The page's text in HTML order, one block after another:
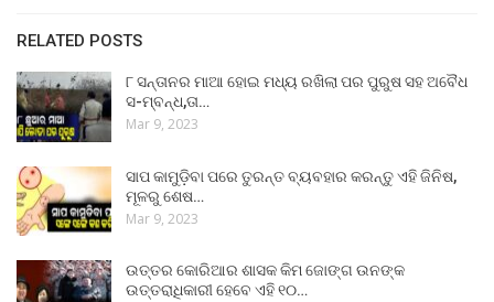
RELATED POSTS
୮ ସନ୍ତାନର ମାଆ ହୋଇ ମଧ୍ୟ ରଖିଲା ପର ପୁରୁଷ ସହ ଅବୈଧ
ସ-ମ୍ବନ୍ଧ,ତା…
Mar 9, 2023
ସାପ କାମୁଡ଼ିବା ପରେ ତୁରନ୍ତ ବ୍ୟବହାର କରନ୍ତୁ ଏହି ଜିନିଷ,
ମୂଳରୁ ଶେଷ…
Mar 9, 2023
ଉତ୍ତର କୋରିଆର ଶାସକ କିମ ଜୋଙ୍ଗ ଉନଙ୍କ
ଉତ୍ତରାଧିକାରୀ ହେବେ ଏହି ୧୦…